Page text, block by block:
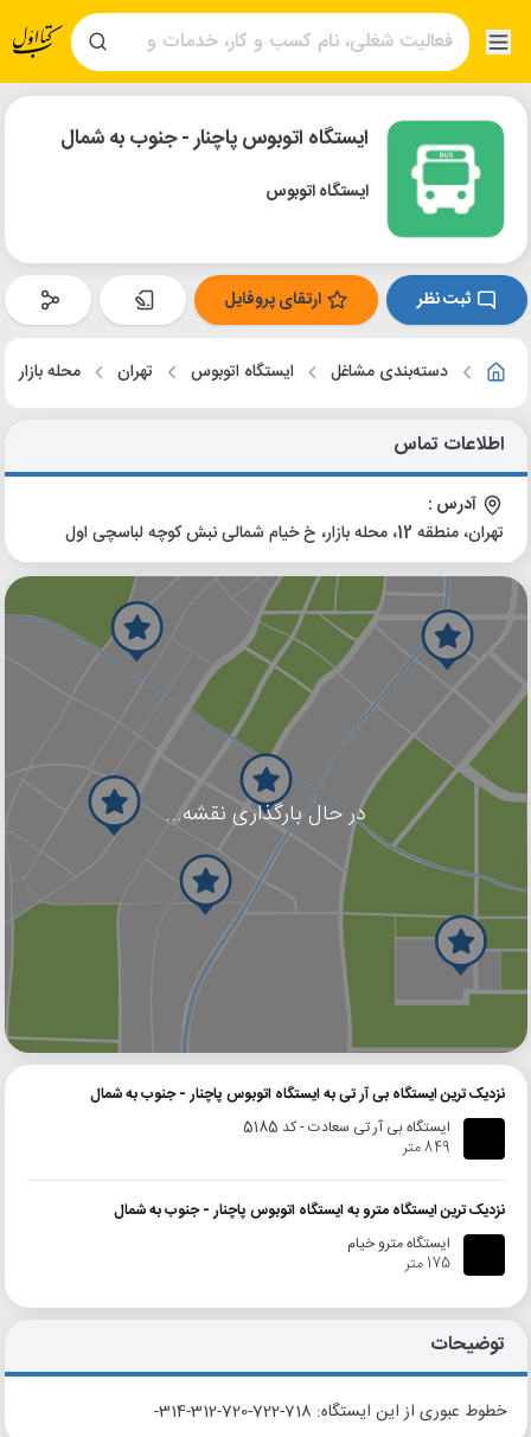
ایستگاه اتوبوس پاچنار - جنوب به شمال
ایستگاه اتوبوس
ثبت نظر ارتقای پروفایل
دسته‌بندی مشاغل ایستگاه اتوبوس تهران محله بازار
اطلاعات تماس
آدرس :
تهران، منطقه 12، محله بازار، خ خیام شمالی نبش کوچه لباسچی اول
در حال بارگذاری نقشه...
گوگل
نزدیک ترین ایستگاه بی آر تی به ایستگاه اتوبوس پاچنار - جنوب به شمال
ایستگاه بی آر تی سعادت - کد 5185
849 متر
نزدیک ترین ایستگاه مترو به ایستگاه اتوبوس پاچنار - جنوب به شمال
ایستگاه مترو خیام
175 متر
توضیحات
خطوط عبوری از این ایستگاه: 718-722-720-312-314-